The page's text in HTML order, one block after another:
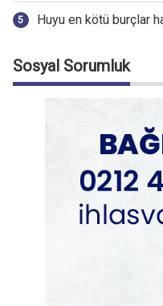
Huyu en kötü burçlar
Sosyal Sorumluk